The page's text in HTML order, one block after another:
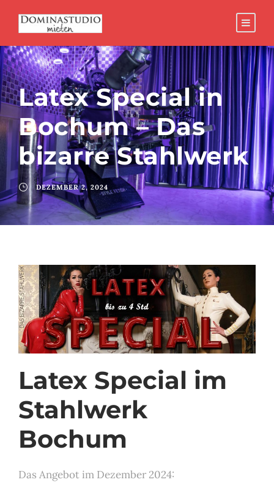
Latex Special in
Bochum – Das
bizarre Stahlwerk
DEZEMBER 2, 2024
Latex Special im
Stahlwerk
Bochum
Das Angebot im Dezember 2024: